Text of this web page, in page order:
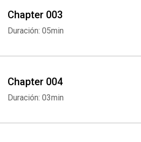
Chapter 003
Duración: 05min
Chapter 004
Duración: 03min